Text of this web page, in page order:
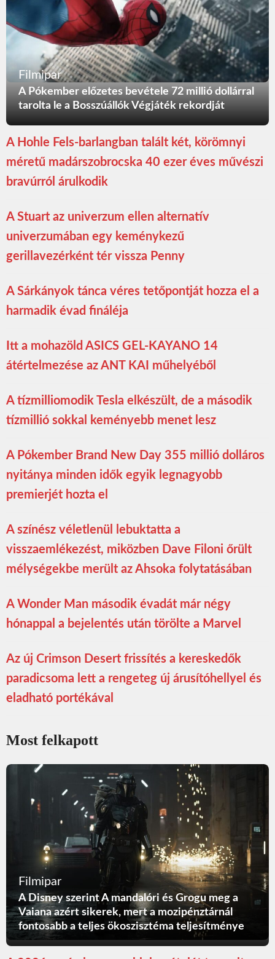
Filmipar
A Pókember előzetes bevétele 72 millió dollárral
tarolta le a Bosszúállók Végjáték rekordját
A Hohle Fels-barlangban talált két, körömnyi
méretű madárszobrocska 40 ezer éves művészi
bravúrról árulkodik
A Stuart az univerzum ellen alternatív
univerzumában egy keménykezű
gerillavezérként tér vissza Penny
A Sárkányok tánca véres tetőpontját hozza el a
harmadik évad fináléja
Itt a mohazöld ASICS GEL-KAYANO 14
átértelmezése az ANT KAI műhelyéből
A tízmilliomodik Tesla elkészült, de a második
tízmillió sokkal keményebb menet lesz
A Pókember Brand New Day 355 millió dolláros
nyitánya minden idők egyik legnagyobb
premierjét hozta el
A színész véletlenül lebuktatta a
visszaemlékezést, miközben Dave Filoni őrült
mélységekbe merült az Ahsoka folytatásában
A Wonder Man második évadát már négy
hónappal a bejelentés után törölte a Marvel
Az új Crimson Desert frissítés a kereskedők
paradicsoma lett a rengeteg új árusítóhellyel és
eladható portékával
Most felkapott
Filmipar
A Disney szerint A mandalóri és Grogu meg a
Vaiana azért sikerek, mert a mozipénztárnál
fontosabb a teljes ökoszisztéma teljesítménye